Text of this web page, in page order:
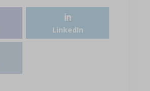
LinkedIn